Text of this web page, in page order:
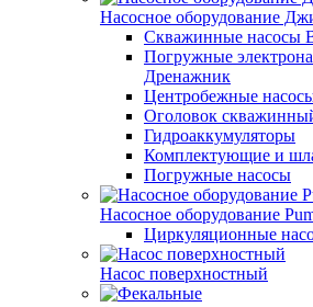
Насосное оборудование
Скважинные насосы
Погружные
Дренажник
Центробежные
Оголовок
Гидроаккумуляторы
Комплектующие и
Погружные насосы
Насосное оборудование
Циркуляционные
Насос поверхностный